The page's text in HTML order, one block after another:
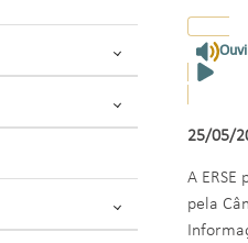
25/05/
A
pela